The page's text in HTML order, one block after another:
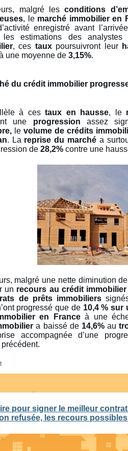
malgré lesconditions
, le marché immobilier en
enregistré avant
les estimations des
, ces tauxpoursuivront leur
une moyenne de 3,15%.
du crédit immobilier
à cestaux en hausse, le
une progression assez
levolume de crédits
. La reprise du marché a
de 28,2% contre une
malgré une nette diminution
un recours au crédit immobilier
de prêts immobiliers
progressé que de 10,4 % sur
en Franceà une
a baissé de 14,6%au
accompagnée d’une
pour signer le meilleur
refusée, les recours